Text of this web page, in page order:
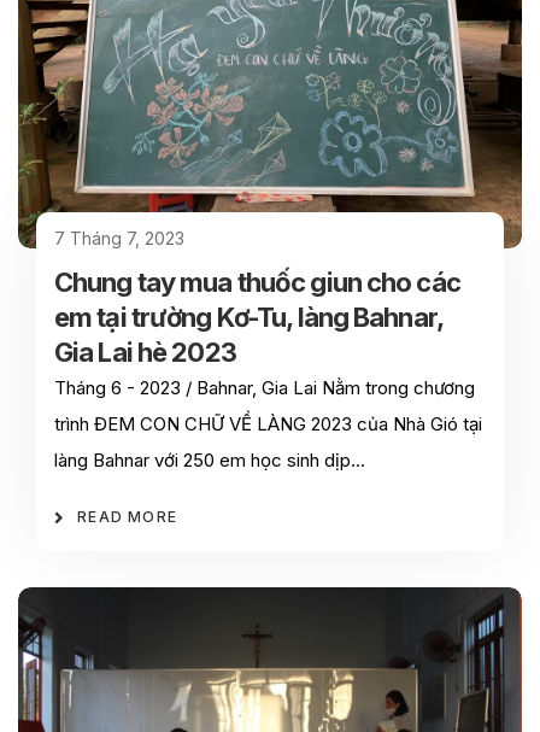
7 Tháng 7, 2023
Chung tay mua thuốc giun cho các
em tại trường Kơ-Tu, làng Bahnar,
Gia Lai hè 2023
Tháng 6 - 2023 / Bahnar, Gia Lai Nằm trong chương
trình ĐEM CON CHỮ VỀ LÀNG 2023 của Nhà Gió tại
làng Bahnar với 250 em học sinh dịp…
READ MORE